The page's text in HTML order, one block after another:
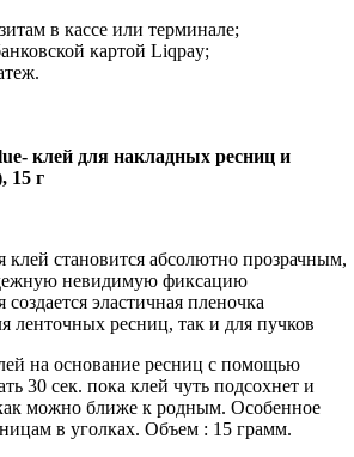
в кассе или терминале;
картой Liqpay;
клей для накладных ресниц и
15 г
клей становится абсолютно прозрачным,
невидимую фиксацию
эластичная пленочка
ленточных ресниц, так и для пучков
на основание ресниц с помощью
30 сек. пока клей чуть подсохнет и
можно ближе к родным. Особенное
в уголках. Объем : 15 грамм.